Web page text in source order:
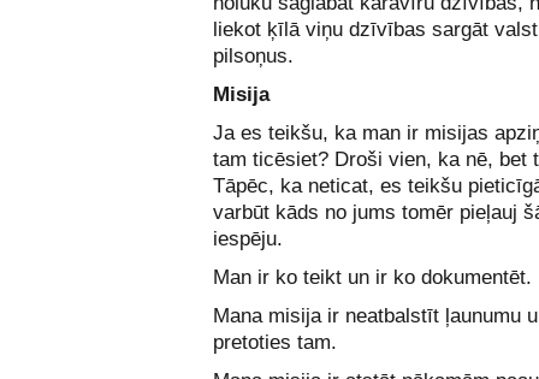
liekot ķīlā viņu dzīvības sargāt
pilsoņus.
Misija
Ja es teikšu, ka man ir misijas
tam ticēsiet? Droši vien, ka nē, bet
Tāpēc, ka neticat, es teikšu
varbūt kāds no jums tomēr pieļauj
iespēju.
Man ir ko teikt un ir ko dokumentēt.
Mana misija ir neatbalstīt ļaunumu
pretoties tam.